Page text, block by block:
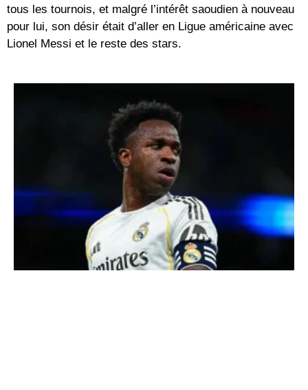
tous les tournois, et malgré l’intérêt saoudien à nouveau
pour lui, son désir était d’aller en Ligue américaine avec
Lionel Messi et le reste des stars.